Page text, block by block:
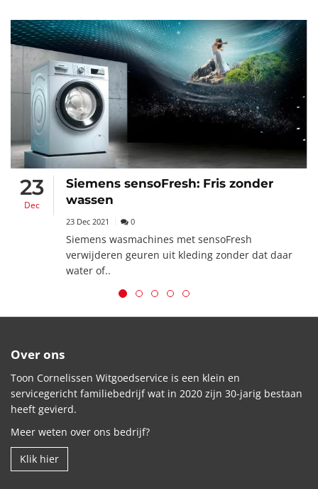
23
Dec
Siemens sensoFresh: Fris zonder
wassen
23 Dec 2021 0
Siemens wasmachines met sensoFresh
verwijderen geuren uit kleding zonder dat daar
water of..
Over ons
Toon Cornelissen Witgoedservice is een klein en
servicegericht familiebedrijf wat in 2020 zijn 30-jarig bestaan
heeft gevierd.
Meer weten over ons bedrijf?
Klik hier